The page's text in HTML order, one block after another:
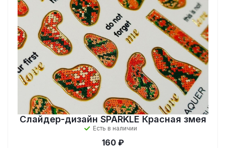
Слайдер-дизайн SPARKLE Красная змея
Есть в наличии
160 ₽